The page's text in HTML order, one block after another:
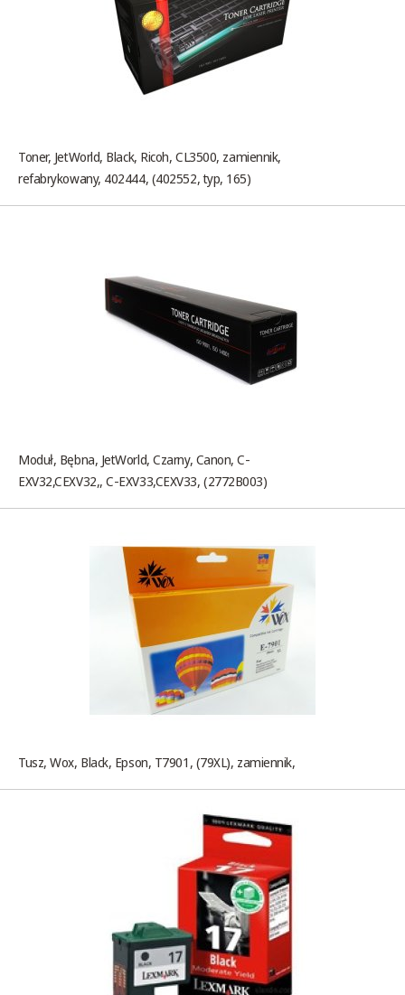
Toner, JetWorld, Black, Ricoh, CL3500, zamiennik,
refabrykowany, 402444, (402552, typ, 165)
Moduł, Bębna, JetWorld, Czarny, Canon, C-
EXV32,CEXV32,, C-EXV33,CEXV33, (2772B003)
Tusz, Wox, Black, Epson, T7901, (79XL), zamiennik,